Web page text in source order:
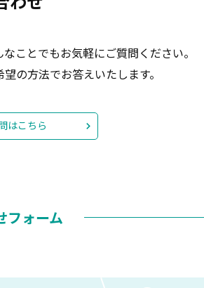
ことでもお気軽にご質問ください。
の方法でお答えいたします。
はこちら
フォーム